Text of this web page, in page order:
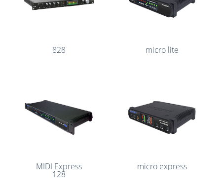
828 micro lite
MIDI Express
128
micro express